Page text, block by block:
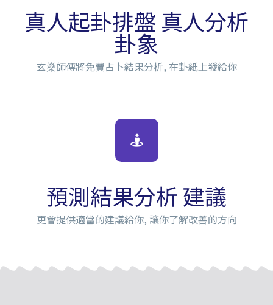
真人起卦排盤 真人分析
卦象
玄燊師傅將免費占卜結果分析, 在卦紙上發給你
預測結果分析 建議
更會提供適當的建議給你, 讓你了解改善的方向